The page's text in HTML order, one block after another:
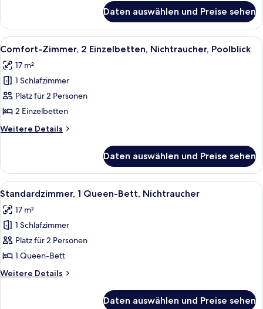
Poolblick
anzeigen
Zimmer,
Queen-
Nichtraucher,
Poolblick
Daten auswählen und Preise sehen
Alle
Fotos
für
Comfort-
Zimmer,
2 Einzelbetten,
Nichtraucher,
Poolblick
Ein Hotelzimmer mit zwei Betten,
9
Comfort-Zimmer, 2 Einzelbetten, Nichtraucher, Poolblick
17 m²
1 Schlafzimmer
Platz für 2 Personen
2 Einzelbetten
Weitere Details
Weitere
Zimmer,
2 Einzelbetten,
Nichtraucher,
Daten auswählen und Preise sehen
Alle
Fotos
für
Standardzimmer,
1
Queen-
Bett,
Nichtraucher
Ein Hotelzimmer mit einem Bett,
7
Standardzimmer, 1 Queen-Bett, Nichtraucher
17 m²
1 Schlafzimmer
Platz für 2 Personen
1 Queen-Bett
Weitere Details
Weitere
Daten auswählen und Preise sehen